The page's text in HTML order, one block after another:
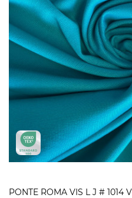
PONTE ROMA VIS L J # 1014